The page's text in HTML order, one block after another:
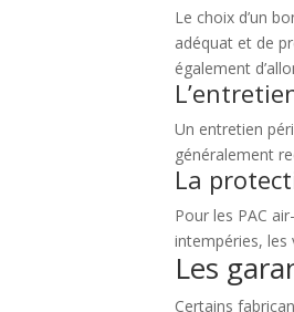
Le choix d’un
adéquat et de
également
Un entretien
généralement
La
Pour les PAC
intempéries,
Les
Certains